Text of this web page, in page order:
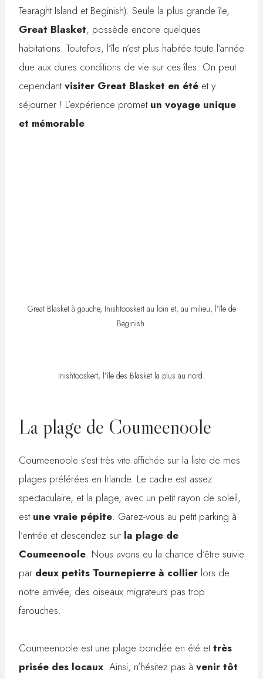
Tearaght Island et Beginish). Seule la plus grande île,
Great Blasket, possède encore quelques
habitations. Toutefois, l’île n’est plus habitée toute l’année
due aux dures conditions de vie sur ces îles. On peut
cependantvisiter Great Blasket en été et y
séjourner ! L’expérience promet un voyage unique
et mémorable.
Great Blasket à gauche, Inishtooskert au loin et, au milieu, l’île de
Beginish.
Inishtooskert, l’île des Blasket la plus au nord.
La plage de Coumeenoole
Coumeenoole s’est très vite affichée sur la liste de mes
plages préférées en Irlande. Le cadre est assez
spectaculaire, et la plage, avec un petit rayon de soleil,
est une vraie pépite. Garez-vous au petit parking à
l’entrée et descendez sur la plage de
Coumeenoole. Nous avons eu la chance d’être suivie
par deux petits Tournepierre à collier lors de
notre arrivée, des oiseaux migrateurs pas trop
farouches.
Coumeenoole est une plage bondée en été ettrès
prisée des locaux. Ainsi, n’hésitez pas à venir tôt